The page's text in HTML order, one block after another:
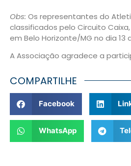
Obs: Os representantes do
classificados pelo Circuito
em Belo Horizonte/MG no dia 13
A Associação agradece a
COMPARTILHE
Facebook
WhatsApp